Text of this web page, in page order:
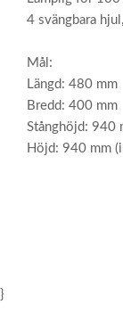
4 svängbara
Mål:
Längd: 480 mm
Bredd: 400 mm
Stånghöjd: 940
Höjd: 940 mm
}